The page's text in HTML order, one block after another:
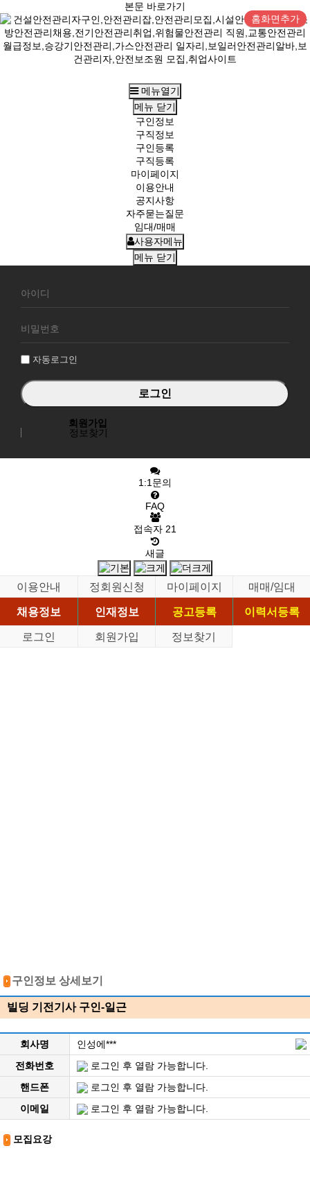
본문 바로가기
홈화면추가
메뉴열기
메뉴 닫기
구인정보
구직정보
구인등록
구직등록
마이페이지
이용안내
공지사항
자주묻는질문
임대/매매
사용자메뉴
메뉴 닫기
원
그
자동로그인
회원가입
정보찾기
1:1문의
FAQ
접속자 21
새글
이용안내 정회원신청 마이페이지
매매/임대
채용정보
인재정보 공고등록
이력서등록
로그인
회원가입 정보찾기
구인정보 상세보기
빌딩 기전기사 구인-일근
회사명
인성에***
전화번호
로그인 후 열람 가능합니다.
핸드폰
로그인 후 열람 가능합니다.
이메일
로그인 후 열람 가능합니다.
모집요강